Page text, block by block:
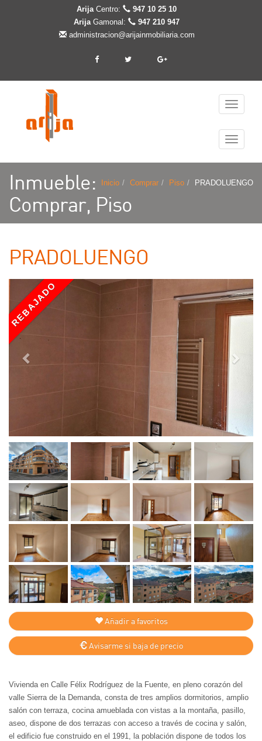
ArijaCentro:
947 10 25 10
ArijaGamonal:
947 210 947
administracion@arijainmobiliaria.com
Cambiar
Cambiar
Inicio Comprar Piso PRADOLUENGO
Inmueble:
Comprar, Piso
PRADOLUENGO
REBAJADO
Añadir a favoritos
Avisarme si baja de precio
Vivienda en Calle Félix Rodríguez de la Fuente, en pleno corazón del
valle Sierra de la Demanda, consta de tres amplios dormitorios, amplio
salón con terraza, cocina amueblada con vistas a la montaña, pasillo,
aseo, dispone de dos terrazas con acceso a través de cocina y salón,
el edificio fue construido en el 1991, la población dispone de todos los